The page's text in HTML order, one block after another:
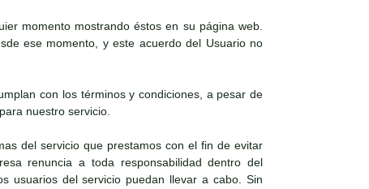
momento mostrando éstos en su página web.
ese momento, y este acuerdo del Usuario no
con los términos y condiciones, a pesar de
nuestro servicio.
del servicio que prestamos con el fin de evitar
renuncia a toda responsabilidad dentro del
usuarios del servicio puedan llevar a cabo. Sin